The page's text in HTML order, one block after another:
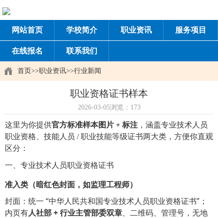
网站首页 学校简介 职业资讯 服务项目
在线报名 联系我们
首页>>职业资讯>>行业新闻
职业资格证书样本
2026-03-05浏览：173
这里为你提供官方标准样本图片 + 标注 ，涵盖专业技术人员
职业资格、技能人员 / 职业技能等级证书两大类，方便你直观
区分：
一、专业技术人员职业资格证书
准入类（暗红色封面，如监理工程师）
封面：统一 “中华人民共和国专业技术人员职业资格证书”；
内页有人社部 + 行业主管部委双章、二维码、管理号，无地